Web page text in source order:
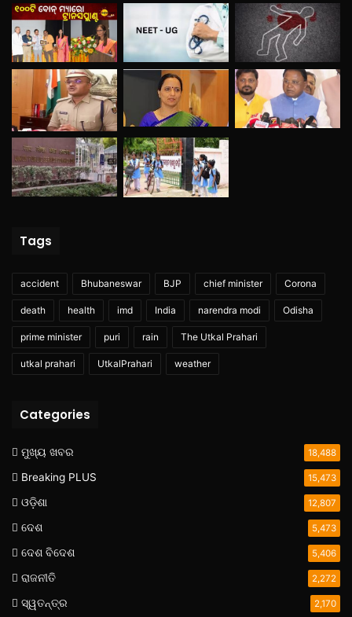
Tags
accident Bhubaneswar BJP chief minister Corona
death health imd India narendra modi Odisha
prime minister puri rain The Utkal Prahari
utkal prahari UtkalPrahari weather
Categories
ମୁଖ୍ୟ ଖବର 18,488
Breaking PLUS 15,473
ଓଡ଼ିଶା 12,807
ଦେଶ 5,473
ଦେଶ ବିଦେଶ 5,406
ରାଜନୀତି 2,272
ସ୍ୱତନ୍ତ୍ର 2,170